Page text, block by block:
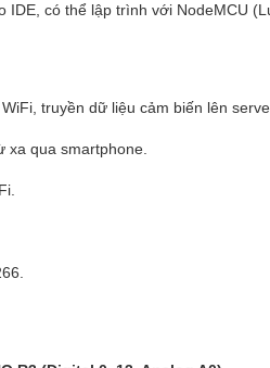
IDE, có thể lập trình với NodeMCU
truyền dữ liệu cảm biến lên
xa qua smartphone.